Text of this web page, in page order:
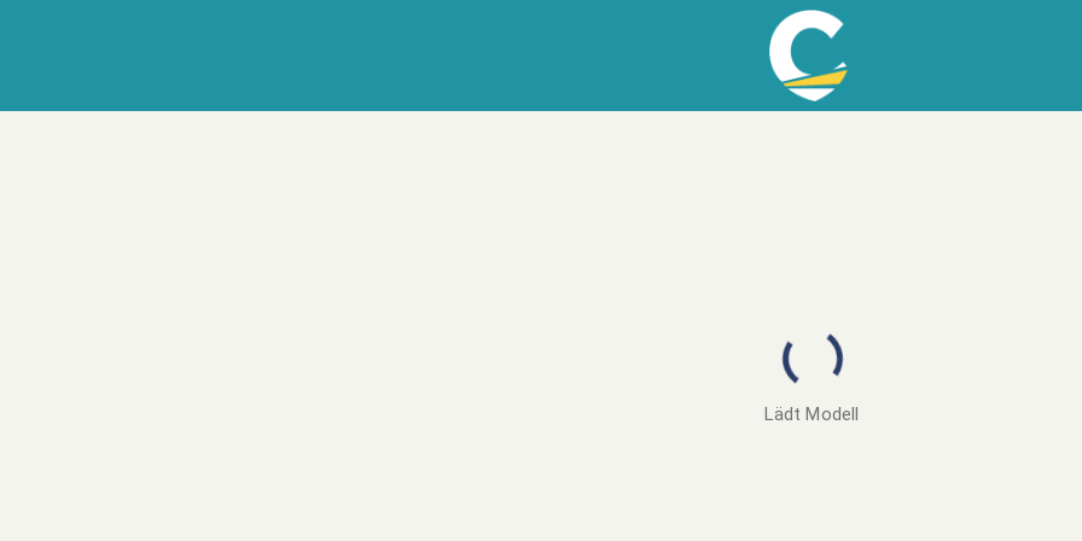
Lädt Modell